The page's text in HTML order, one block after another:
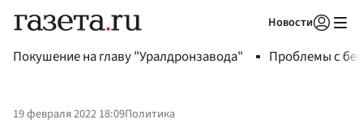
Новости
Покушение на главу "Уралдронзавода" Проблемы с
19 февраля 2022 18:09Политика